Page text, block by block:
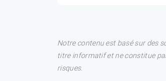
Notre contenu est basé sur des
titre informatif et ne constitue
risques.